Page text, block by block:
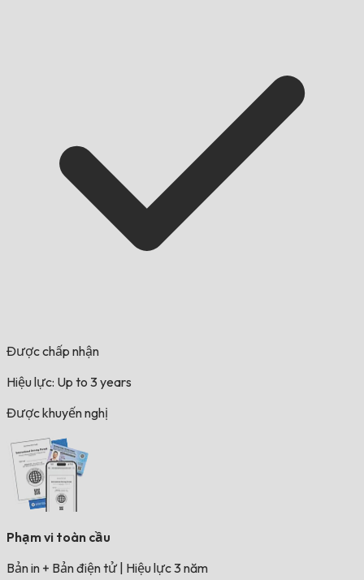
Được chấp nhận
Hiệu lực: Up to 3 years
Được khuyến nghị
Phạm vi toàn cầu
Bản in + Bản điện tử Hiệu lực 3 năm